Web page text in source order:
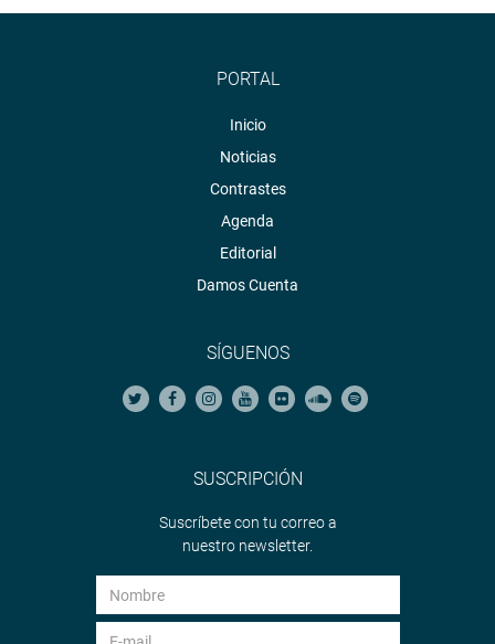
PORTAL
Inicio
Noticias
Contrastes
Agenda
Editorial
Damos Cuenta
SÍGUENOS
SUSCRIPCIÓN
Suscríbete con tu correo a
nuestro newsletter.